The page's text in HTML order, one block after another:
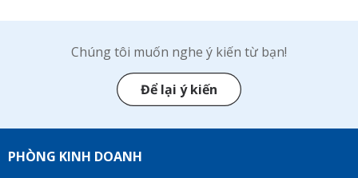
Chúng tôi muốn nghe ý kiến từ bạn!
Để lại ý kiến
PHÒNG KINH DOANH